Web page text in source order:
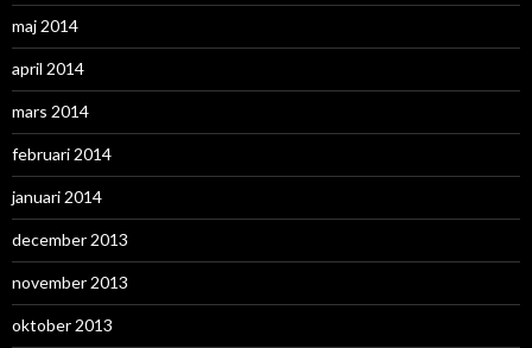
maj 2014
april 2014
mars 2014
februari 2014
januari 2014
december 2013
november 2013
oktober 2013